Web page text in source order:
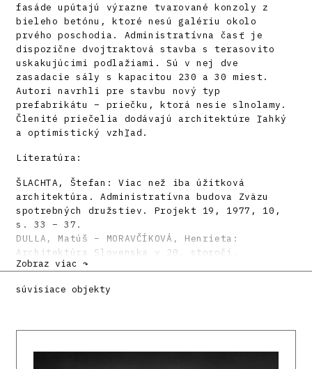
fasáde upútajú výrazne tvarované konzoly z
bieleho betónu, ktoré nesú galériu okolo
prvého poschodia. Administratívna časť je
dispozične dvojtraktová stavba s terasovito
uskakujúcimi podlažiami. Sú v nej dve
zasadacie sály s kapacitou 230 a 30 miest.
Autori navrhli pre stavbu nový typ
prefabrikátu – priečku, ktorá nesie slnolamy.
Členité priečelia dodávajú architektúre ľahký
a optimistický vzhľad.
Literatúra:
ŠLACHTA, Štefan: Viac než iba úžitková
architektúra. Administratívna budova Zväzu
spotrebných družstiev. Projekt 19, 1977, 10,
s. 33 – 37.
DULLA, Matúš – MORAVČÍKOVÁ, Henrieta:
Architektúra Slovenska v 20. storočí.
Bratislava, Slovart 2002. 512 s., tu s. 437.
Zobraz viac ↷
súvisiace objekty